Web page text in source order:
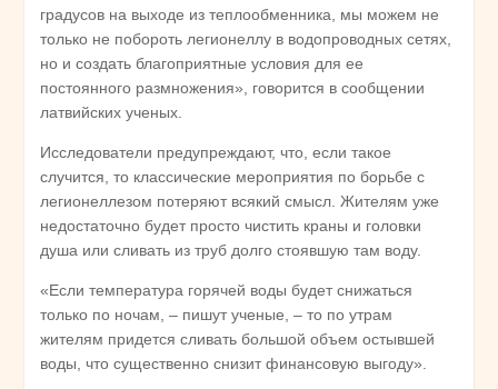
градусов на выходе из теплообменника, мы можем не
только не побороть легионеллу в водопроводных сетях,
но и создать благоприятные условия для ее
постоянного размножения», говорится в сообщении
латвийских ученых.
Исследователи предупреждают, что, если такое
случится, то классические мероприятия по борьбе с
легионеллезом потеряют всякий смысл. Жителям уже
недостаточно будет просто чистить краны и головки
душа или сливать из труб долго стоявшую там воду.
«Если температура горячей воды будет снижаться
только по ночам, – пишут ученые, – то по утрам
жителям придется сливать большой объем остывшей
воды, что существенно снизит финансовую выгоду».